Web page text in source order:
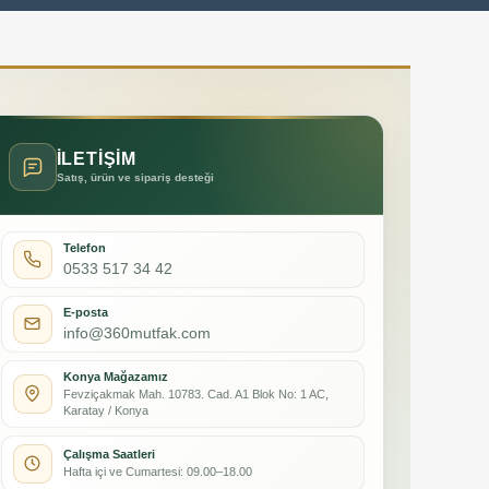
İLETİŞİM
Satış, ürün ve sipariş desteği
Telefon
0533 517 34 42
E-posta
info@360mutfak.com
Konya Mağazamız
Fevziçakmak Mah. 10783. Cad. A1 Blok No: 1 AC,
Karatay / Konya
Çalışma Saatleri
Hafta içi ve Cumartesi: 09.00–18.00